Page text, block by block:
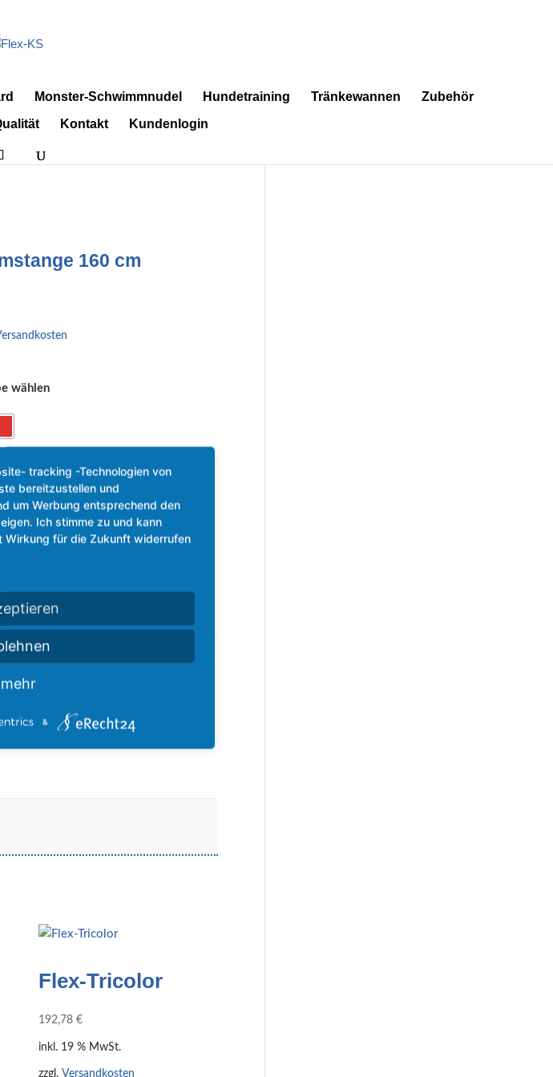
Monster-Schwimmnudel Hundetraining Tränkewannen
Zubehör
Kontakt Kundenlogin
160 cm
wählen
den Warenkorb
Flex-Tricolor
192,78 €
inkl. 19 % MwSt.
zzgl. Versandkosten
tracking -Technologien von
bereitzustellen und
um Werbung entsprechend den
Ich stimme zu und kann
Wirkung für die Zukunft widerrufen
mehr
&